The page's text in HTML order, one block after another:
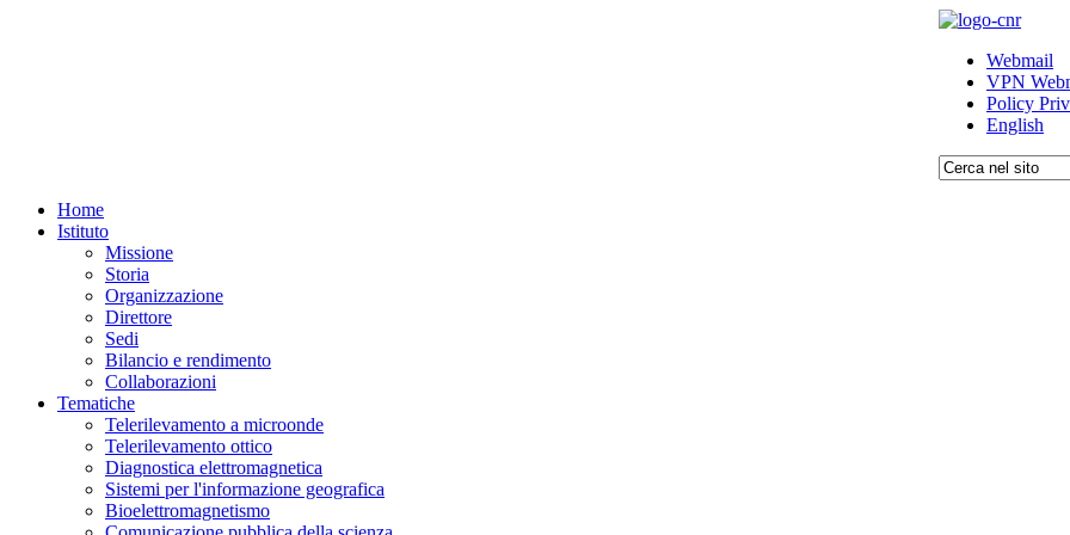
Webmail
VPN
Policy
English
Home
Istituto
Missione
Storia
Organizzazione
Direttore
Sedi
Bilancio e rendimento
Collaborazioni
Tematiche
Telerilevamento a microonde
Telerilevamento ottico
Diagnostica elettromagnetica
Sistemi per l'informazione geografica
Bioelettromagnetismo